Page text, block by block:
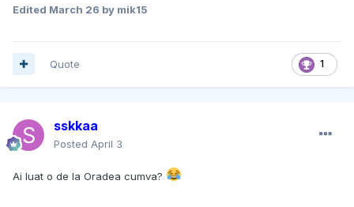
Edited March 26 by mik15
1
Quote
sskkaa
Posted April 3
Ai luat o de la Oradea cumva?